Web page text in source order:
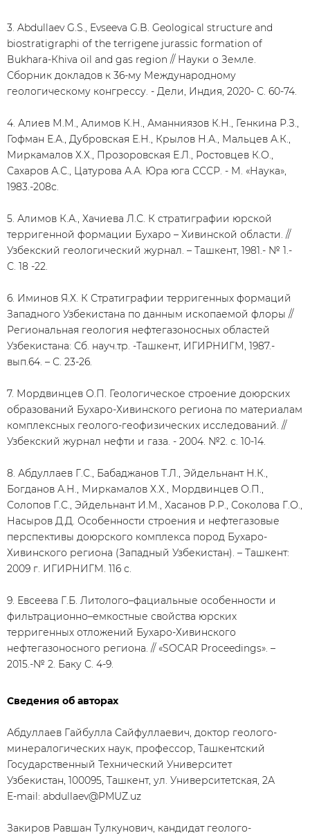
3. Abdullaev G.S., Evseeva G.B. Geological structure and
biostratigraphi of the terrigene jurassic formation of
Вukhara-Кhiva oil and gas region // Науки о Земле.
Сборник докладов к 36-му Международному
геологическому конгрессу. - Дели, Индия, 2020- С. 60-74.
4. Алиев М.М., Алимов К.Н., Аманниязов К.Н., Генкина Р.З.,
Гофман Е.А., Дубровская Е.Н., Крылов Н.А., Мальцев А.К.,
Миркамалов Х.Х., Прозоровская Е.Л., Ростовцев К.О.,
Сахаров А.С., Цатурова А.А. Юра юга СССР. - М. «Наука»,
1983.-208с.
5. Алимов К.А., Хачиева Л.С. К стратиграфии юрской
терригенной формации Бухаро – Хивинской области. //
Узбекский геологический журнал. – Ташкент, 1981.- № 1.-
С. 18 -22.
6. Иминов Я.Х. К Стратиграфии терригенных формаций
Западного Узбекистана по данным ископаемой флоры //
Региональная геология нефтегазоносных областей
Узбекистана: Сб. науч.тр. -Ташкент, ИГИРНИГМ, 1987.-
вып.64. – С. 23-26.
7. Мордвинцев О.П. Геологическое строение доюрских
образований Бухаро-Хивинского региона по материалам
комплексных геолого-геофизических исследований. //
Узбекский журнал нефти и газа. - 2004. №2. с. 10-14.
8. Абдуллаев Г.С., Бабаджанов Т.Л., Эйдельнант Н.К.,
Богданов А.Н., Миркамалов Х.Х., Мордвинцев О.П.,
Солопов Г.С., Эйдельнант И.М., Хасанов Р.Р., Соколова Г.О.,
Насыров Д.Д. Особенности строения и нефтегазовые
перспективы доюрского комплекса пород Бухаро-
Хивинского региона (Западный Узбекистан). – Ташкент:
2009 г. ИГИРНИГМ. 116 с.
9. Евсеева Г.Б. Литолого–фациальные особенности и
фильтрационно–емкостные свойства юрских
терригенных отложений Бухаро-Хивинского
нефтегазоносного региона. // «SOCAR Рroceedings». –
2015.-№ 2. Баку С. 4-9.
Сведения об авторах
Абдуллаев Гайбулла Сайфуллаевич, доктор геолого-
минералогических наук, профессор, Ташкентский
Государственный Технический Университет
Узбекистан, 100095, Ташкент, ул. Университетская, 2А
E-mail: abdullaev@PMUZ.uz
Закиров Равшан Тулкунович, кандидат геолого-